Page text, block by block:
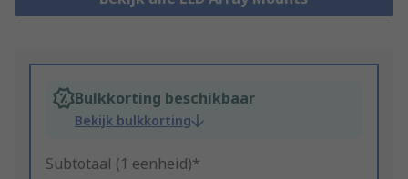
Bulkkorting beschikbaar
Bekijk bulkkorting
Subtotaal (1 eenheid)*